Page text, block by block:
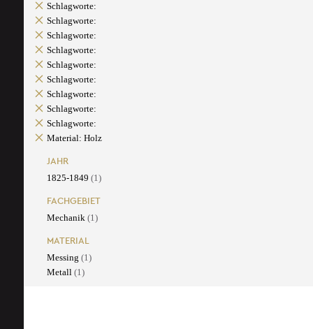
Schlagworte:
Schlagworte:
Schlagworte:
Schlagworte:
Schlagworte:
Schlagworte:
Schlagworte:
Schlagworte:
Schlagworte:
Material: Holz
JAHR
1825-1849 (1)
FACHGEBIET
Mechanik (1)
MATERIAL
Messing (1)
Metall (1)